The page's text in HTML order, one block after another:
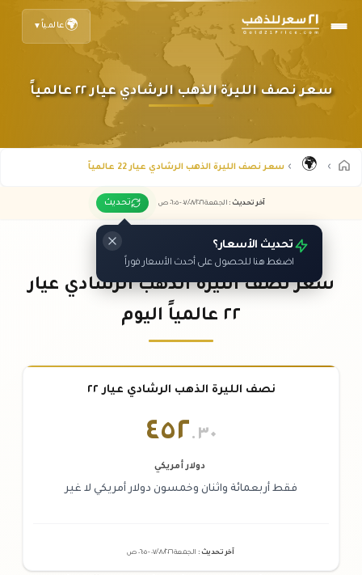
🌍عالمياً ▼
سعر نصف الليرة الذهب الرشادي عيار ٢٢ عالمياً
🌍 سعر نصف الليرة الذهب الرشادي عيار 22 عالمياً
آخر تحديث : الجمعة ٠٧ /٠٨/٢٠٢٦ - ٠٦:٠٥ ص تحديث
تحديث الأسعار؟
اضغط هنا للحصول على أحدث الأسعار فوراً
سعر نصف الليرة الذهب الرشادي عيار
٢٢ عالمياً اليوم
نصف الليرة الذهب الرشادي عيار ٢٢
٤٥٢.٣٠
دولار أمريكي
فقط أربعمائة واثنان وخمسون دولار أمريكي لا غير
آخر تحديث : الجمعة ٠٧ /٠٨/٢٠٢٦ - ٠٦:٠٥ ص